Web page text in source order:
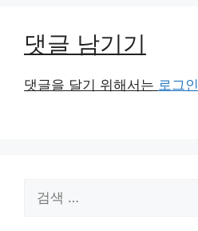
댓글 남기기
댓글을 달기 위해서는 로그인
색: